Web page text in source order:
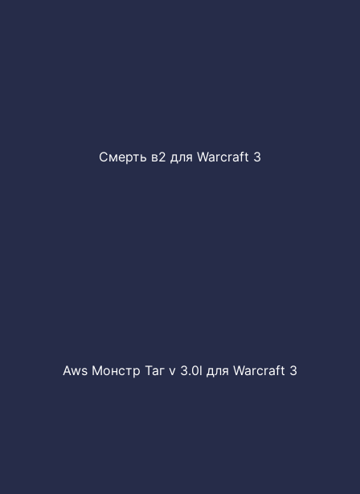
Смерть в2 для Warcraft 3
Aws Монстр Таг v 3.0l для Warcraft 3